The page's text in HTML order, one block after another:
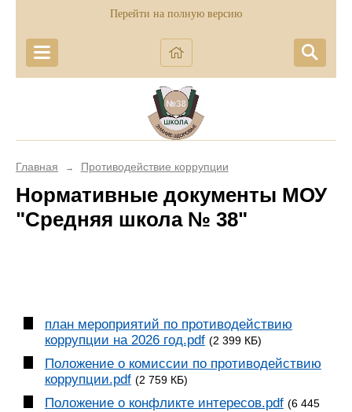
Перейти на полную версию
Главная → Противодействие коррупции
Нормативные документы МОУ
"Средняя школа № 38"
план мероприятий по противодействию
коррупции на 2026 год.pdf (2 399 КБ)
Положение о комиссии по противодействию
коррупции.pdf (2 759 КБ)
Положение о конфликте интересов.pdf (6 445